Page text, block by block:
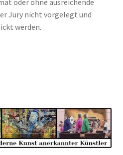
oder ohne ausreichende
Jury nicht vorgelegt und
werden.